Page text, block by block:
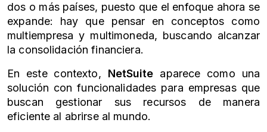
dos o más países, puesto que el enfoque ahora se
expande: hay que pensar en conceptos como
multiempresa y multimoneda, buscando alcanzar
la consolidación financiera.
En este contexto,
NetSuite aparece como una
solución con funcionalidades para empresas que
buscan gestionar sus recursos de manera
eficiente al abrirse al mundo.